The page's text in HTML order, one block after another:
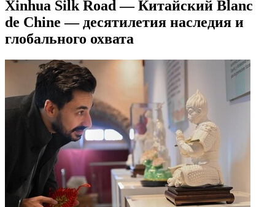
Xinhua Silk Road — Китайский Blanc
de Chine — десятилетия наследия и
глобального охвата